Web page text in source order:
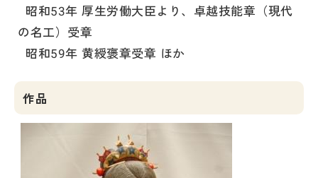
昭和53年 厚生労働大臣より、卓越技能章（現代
の名工）受章
昭和59年 黄綬褒章受章 ほか
作品